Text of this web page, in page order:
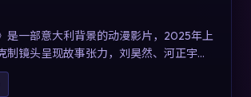
是一部意大利背景的动漫影片，2025年上
制镜头呈现故事张力，刘昊然、河正宇与
可圈可点。剧情层面以多线叙事拼贴都市
救赎，对关注导演风格与演员阵容的观众